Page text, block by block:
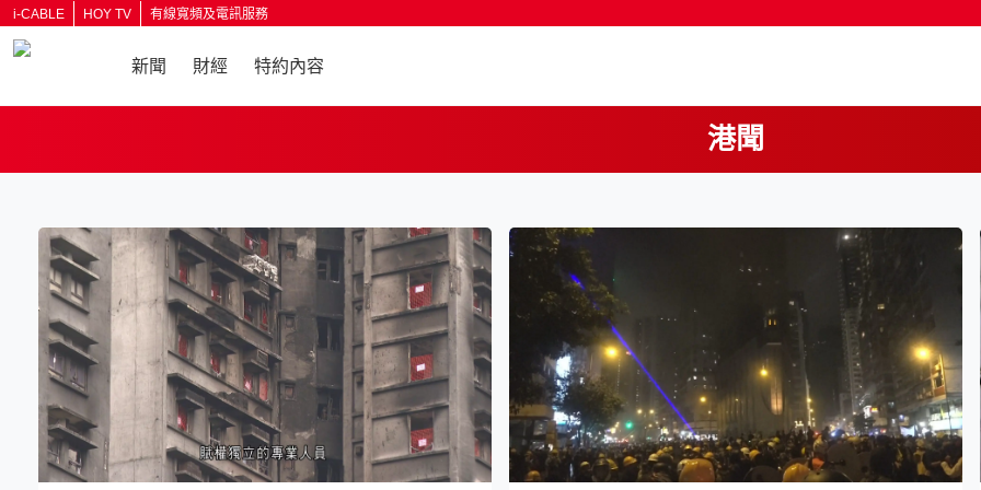
i-CABLE HOY TV 有線寬頻及電訊服務
新聞 財經 特約內容
港聞